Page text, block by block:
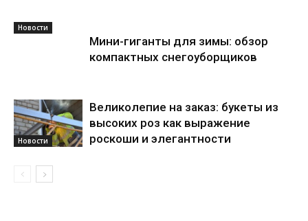
Новости
Мини-гиганты для зимы: обзор
компактных снегоуборщиков
Новости
Великолепие на заказ: букеты из
высоких роз как выражение
роскоши и элегантности